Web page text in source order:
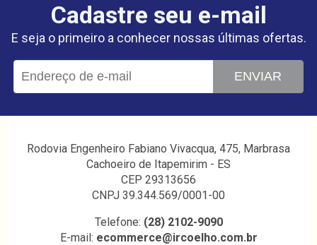
Cadastre seu e-mail
E seja o primeiro a conhecer nossas últimas ofertas.
ENVIAR
Rodovia Engenheiro Fabiano Vivacqua, 475, Marbrasa
Cachoeiro de Itapemirim - ES
CEP 29313656
CNPJ 39.344.569/0001-00
Telefone: (28) 2102-9090
E-mail: ecommerce@ircoelho.com.br